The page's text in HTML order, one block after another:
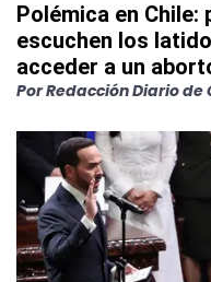
Polémica en Chile:
escuchen los
acceder a un
PorRedacción Diario de